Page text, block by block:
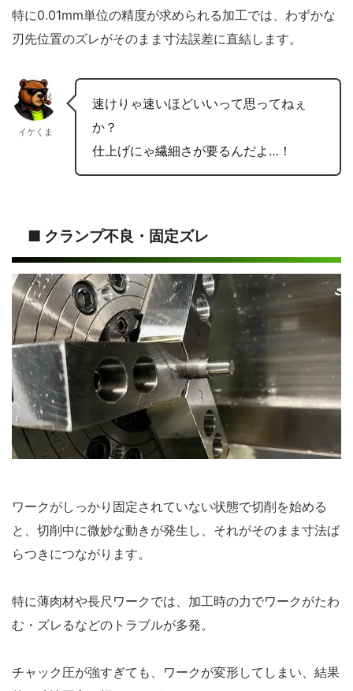
特に0.01mm単位の精度が求められる加工では、わずかな
刃先位置のズレがそのまま寸法誤差に直結します。
イケくま
速けりゃ速いほどいいって思ってねぇ
か？
仕上げにゃ繊細さが要るんだよ…！
■ クランプ不良・固定ズレ
ワークがしっかり固定されていない状態で切削を始める
と、切削中に微妙な動きが発生し、それがそのまま寸法ば
らつきにつながります。
特に薄肉材や長尺ワークでは、加工時の力でワークがたわ
む・ズレるなどのトラブルが多発。
チャック圧が強すぎても、ワークが変形してしまい、結果